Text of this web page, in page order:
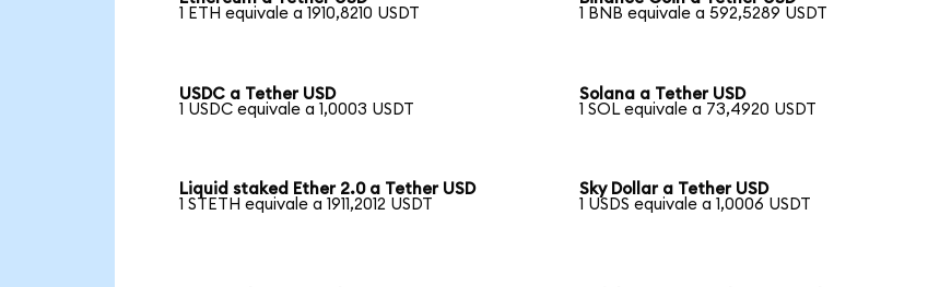
1 ETH equivale a 1910,8210 USDT
1 BNB equivale a 592,5289 USDT
USDC a Tether USD
1 USDC equivale a 1,0003 USDT
Solana a Tether USD
1 SOL equivale a 73,4920 USDT
Liquid staked Ether 2.0 a Tether USD
1 STETH equivale a 1911,2012 USDT
Sky Dollar a Tether USD
1 USDS equivale a 1,0006 USDT